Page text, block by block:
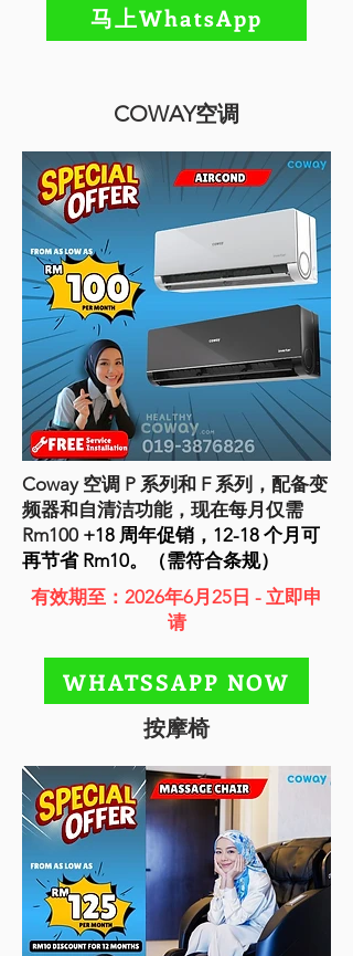
马上WhatsApp
COWAY空调
Coway 空调 P 系列和 F 系列，配备变
频器和自清洁功能，现在每月仅需
Rm100 +18 周年促销，12-18 个月可
再节省 Rm10。（需符合条规）
有效期至：2026年6月25日 - 立即申
请
WHATSSAPP NOW
按摩椅